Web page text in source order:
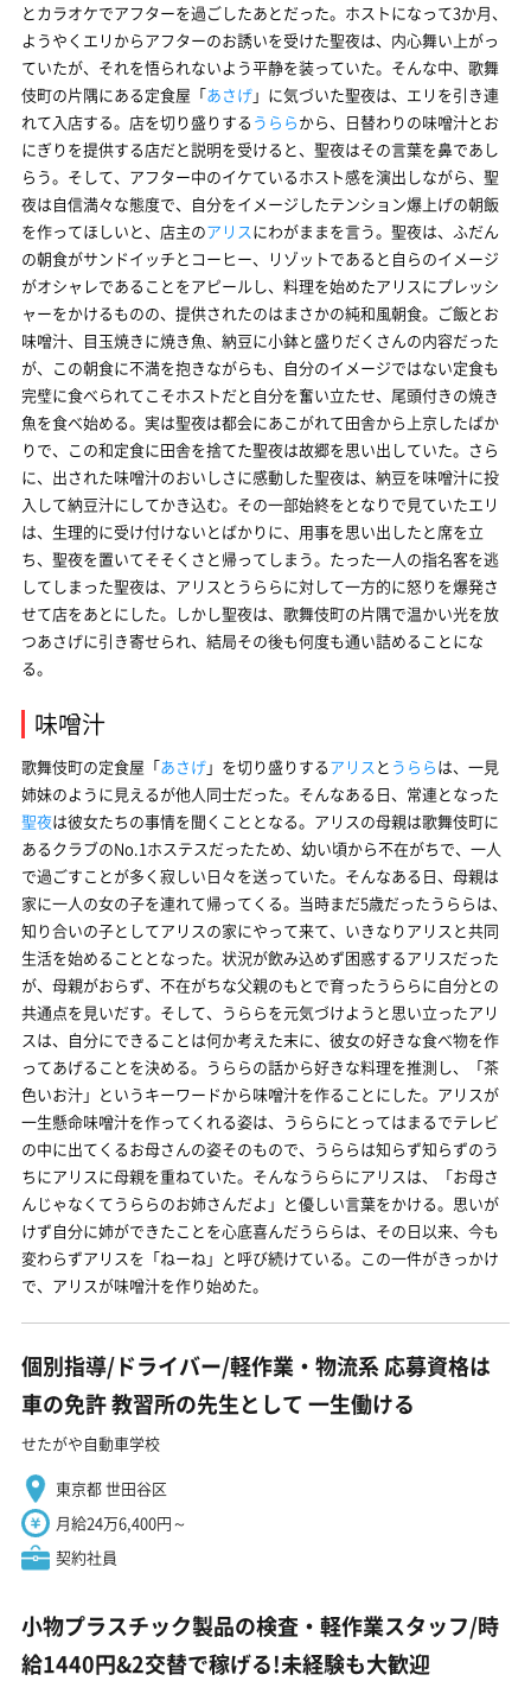
とカラオケでアフターを過ごしたあとだった。ホストになって3か月、
ようやくエリからアフターのお誘いを受けた聖夜は、内心舞い上がっ
ていたが、それを悟られないよう平静を装っていた。そんな中、歌舞
伎町の片隅にある定食屋「あさげ」に気づいた聖夜は、エリを引き連
れて入店する。店を切り盛りする うららから、日替わりの味噌汁とお
にぎりを提供する店だと説明を受けると、聖夜はその言葉を鼻であし
らう。そして、アフター中のイケているホスト感を演出しながら、聖
夜は自信満々な態度で、自分をイメージしたテンション爆上げの朝飯
を作ってほしいと、店主のアリスにわがままを言う。聖夜は、ふだん
の朝食がサンドイッチとコーヒー、リゾットであると自らのイメージ
がオシャレであることをアピールし、料理を始めたアリスにプレッシ
ャーをかけるものの、提供されたのはまさかの純和風朝食。ご飯とお
味噌汁、目玉焼きに焼き魚、納豆に小鉢と盛りだくさんの内容だった
が、この朝食に不満を抱きながらも、自分のイメージではない定食も
完璧に食べられてこそホストだと自分を奮い立たせ、尾頭付きの焼き
魚を食べ始める。実は聖夜は都会にあこがれて田舎から上京したばか
りで、この和定食に田舎を捨てた聖夜は故郷を思い出していた。さら
に、出された味噌汁のおいしさに感動した聖夜は、納豆を味噌汁に投
入して納豆汁にしてかき込む。その一部始終をとなりで見ていたエリ
は、生理的に受け付けないとばかりに、用事を思い出したと席を立
ち、聖夜を置いてそそくさと帰ってしまう。たった一人の指名客を逃
してしまった聖夜は、アリスとうららに対して一方的に怒りを爆発さ
せて店をあとにした。しかし聖夜は、歌舞伎町の片隅で温かい光を放
つあさげに引き寄せられ、結局その後も何度も通い詰めることにな
る。
味噌汁
歌舞伎町の定食屋「あさげ」を切り盛りするアリス と うららは、一見
姉妹のように見えるが他人同士だった。そんなある日、常連となった
聖夜は彼女たちの事情を聞くこととなる。アリスの母親は歌舞伎町に
あるクラブのNo.1ホステスだったため、幼い頃から不在がちで、一人
で過ごすことが多く寂しい日々を送っていた。そんなある日、母親は
家に一人の女の子を連れて帰ってくる。当時まだ5歳だったうららは、
知り合いの子としてアリスの家にやって来て、いきなりアリスと共同
生活を始めることとなった。状況が飲み込めず困惑するアリスだった
が、母親がおらず、不在がちな父親のもとで育ったうららに自分との
共通点を見いだす。そして、うららを元気づけようと思い立ったアリ
スは、自分にできることは何か考えた末に、彼女の好きな食べ物を作
ってあげることを決める。うららの話から好きな料理を推測し、「茶
色いお汁」というキーワードから味噌汁を作ることにした。アリスが
一生懸命味噌汁を作ってくれる姿は、うららにとってはまるでテレビ
の中に出てくるお母さんの姿そのもので、うららは知らず知らずのう
ちにアリスに母親を重ねていた。そんなうららにアリスは、「お母さ
んじゃなくてうららのお姉さんだよ」と優しい言葉をかける。思いが
けず自分に姉ができたことを心底喜んだうららは、その日以来、今も
変わらずアリスを「ねーね」と呼び続けている。この一件がきっかけ
で、アリスが味噌汁を作り始めた。
個別指導/ドライバー/軽作業・物流系 応募資格は
車の免許 教習所の先生として 一生働ける
せたがや自動車学校
東京都 世田谷区
月給24万6,400円～
契約社員
小物プラスチック製品の検査・軽作業スタッフ/時
給1440円&2交替で稼げる!未経験も大歓迎